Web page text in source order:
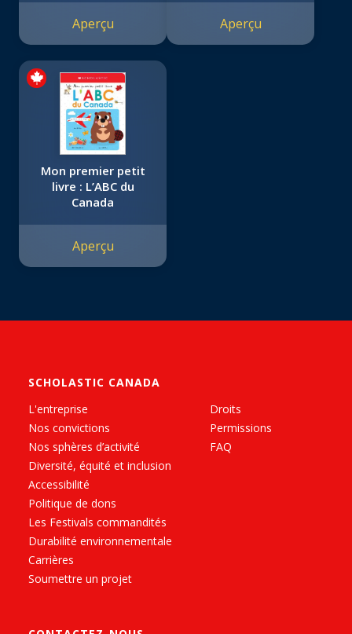
Aperçu Aperçu
Mon premier petit
livre : L’ABC du
Canada
Aperçu
SCHOLASTIC CANADA
L'entreprise
Nos convictions
Nos sphères d’activité
Diversité, équité et inclusion
Accessibilité
Politique de dons
Les Festivals commandités
Durabilité environnementale
Carrières
Soumettre un projet
Droits
Permissions
FAQ